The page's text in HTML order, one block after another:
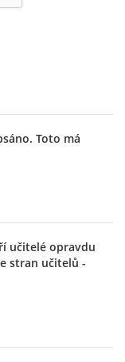
Toto má
učitelé opravdu
stran učitelů -